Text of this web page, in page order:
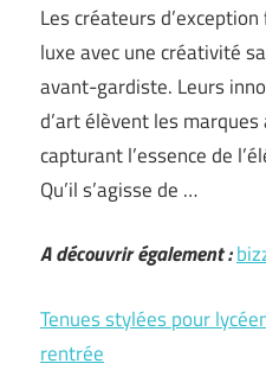
Les créateurs
luxe avec une créativité
avant-gardiste. Leurs
d’art élèvent les
capturant l’essence de
Qu’il s’agisse de …
A découvrir également :
Tenues stylées pour
rentrée